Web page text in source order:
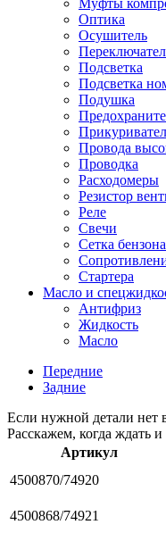
Муфты
Оптика
Осушитель
Подсветка
Подсветка
Подушка
Провода
Проводка
Расходомеры
Резистор
Реле
Свечи
Сетка
Стартера
Масло и
Антифриз
Жидкость
Масло
Передние
Задние
Если нужной детали
Расскажем, когда ждать и
Артикул
4500870/74920
4500868/74921